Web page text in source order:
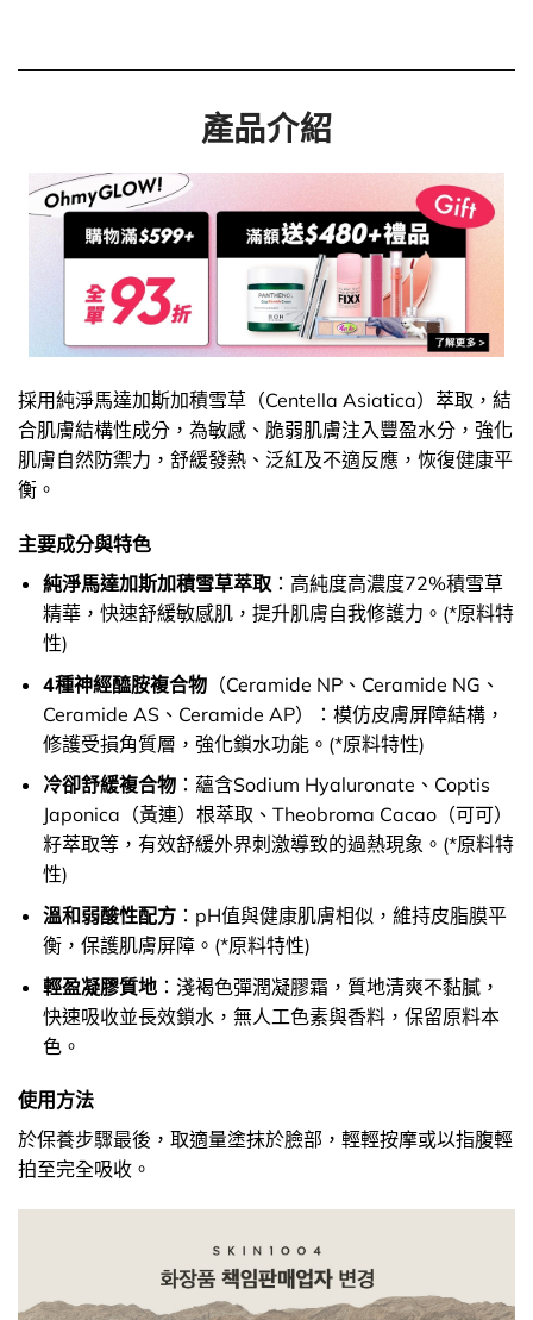
產品介紹
採用純淨馬達加斯加積雪草（Centella Asiatica）萃取，結
合肌膚結構性成分，為敏感、脆弱肌膚注入豐盈水分，強化
肌膚自然防禦力，舒緩發熱、泛紅及不適反應，恢復健康平
衡。
主要成分與特色
純淨馬達加斯加積雪草萃取：高純度高濃度72%積雪草
精華，快速舒緩敏感肌，提升肌膚自我修護力。(*原料特
性)
4種神經醯胺複合物（Ceramide NP、Ceramide NG、
Ceramide AS、Ceramide AP）：模仿皮膚屏障結構，
修護受損角質層，強化鎖水功能。(*原料特性)
冷卻舒緩複合物：蘊含Sodium Hyaluronate、Coptis
Japonica（黃連）根萃取、Theobroma Cacao（可可）
籽萃取等，有效舒緩外界刺激導致的過熱現象。(*原料特
性)
溫和弱酸性配方：pH值與健康肌膚相似，維持皮脂膜平
衡，保護肌膚屏障。(*原料特性)
輕盈凝膠質地：淺褐色彈潤凝膠霜，質地清爽不黏膩，
快速吸收並長效鎖水，無人工色素與香料，保留原料本
色。
使用方法
於保養步驟最後，取適量塗抹於臉部，輕輕按摩或以指腹輕
拍至完全吸收。